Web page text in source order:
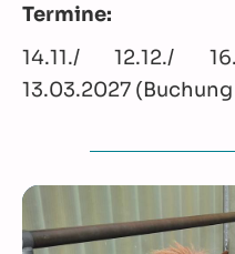
Termine:
14.11./ 12.12./
13.03.2027